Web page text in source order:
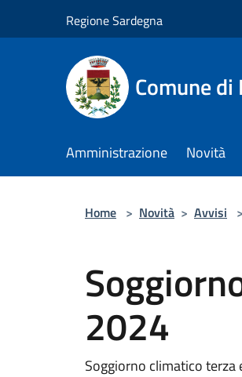
Regione Sardegna
Comune
Amministrazione Novità
Home > Novità > Avvisi >
2024
Soggiorno climatico terza